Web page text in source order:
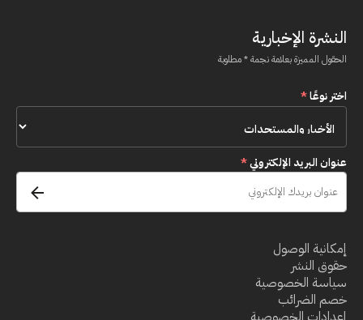
النشرة الإخبارية
الحقول المميزة بعلامة نجمة * مطلوبة
اختر نوعًا*
عنوان البريد الإلكتروني*
إمكانية الوصول
حقوق النشر
سياسة الخصوصية
خصم الضرائب